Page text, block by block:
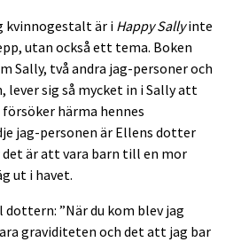
kvinnogestalt är i Happy Sallyinte
utan också ett tema. Boken
Sally, två andra jag-personer och
lever sig så mycket in i Sally att
härma hennes
jag-personen är Ellens dotter
är att vara barn till en mor
ut i havet.
”När du kom blev jag
graviditeten och det att jag bar